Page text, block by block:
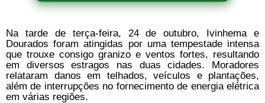
Na tarde de terça-feira, 24 de outubro, Ivinhema e
Dourados foram atingidas por uma tempestade intensa
que trouxe consigo granizo e ventos fortes, resultando
em diversos estragos nas duas cidades. Moradores
relataram danos em telhados, veículos e plantações,
além de interrupções no fornecimento de energia elétrica
em várias regiões.